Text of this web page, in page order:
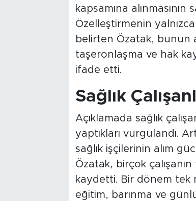
kapsamına alınmasının
Özelleştirmenin
belirten Özatak, bunun
taşeronlaşma ve hak
ifade etti.
Sağlık
Açıklamada sağlık
yaptıkları vurgulandı.
sağlık işçilerinin alım
Özatak, birçok çalışanın
kaydetti. Bir dönem tek
eğitim, barınma ve